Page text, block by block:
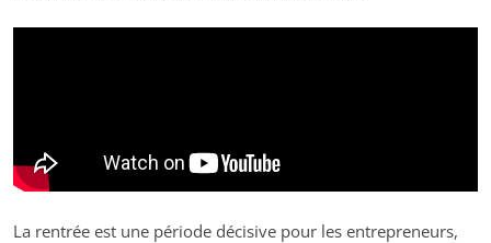
La rentrée est une période décisive pour les entrepreneurs,